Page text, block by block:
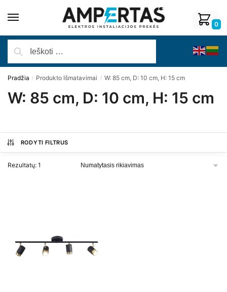
0
Pradžia / Produkto Išmatavimai / W: 85 cm, D: 10 cm, H: 15 cm
W: 85 cm, D: 10 cm, H: 15 cm
RODYTI FILTRUS
Rezultatų: 1